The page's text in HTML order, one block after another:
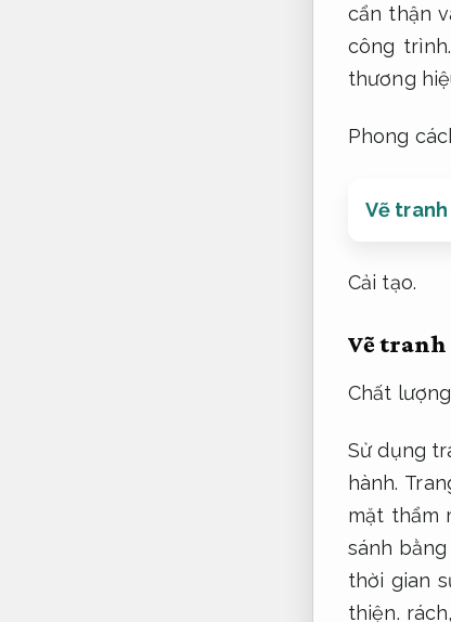
cẩn thận
công trình.
thương
Phong
Vẽ
Cải tạo.
Vẽ tranh
Chất
Sử dụng
hành.
mặt thẩm
sánh
thời gian
thiện. rách,